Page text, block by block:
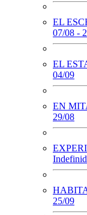
EL
07/08 -
EL
04/09
EN
29/08
25/09